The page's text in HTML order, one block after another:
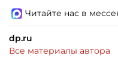
Читайте нас в
dp.ru
Все материалы автора